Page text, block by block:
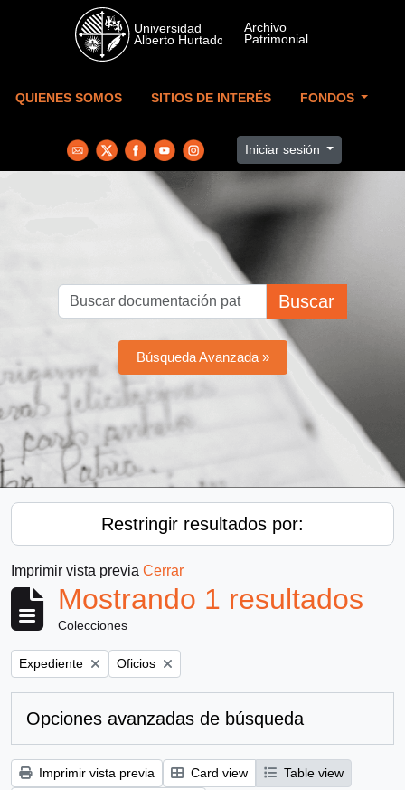
Skip to main content
QUIENES SOMOS SITIOS DE INTERÉS FONDOS
Iniciar sesión
Buscar
Búsqueda Avanzada »
Restringir resultados por:
Imprimir vista previa Cerrar
Mostrando 1 resultados
Colecciones
Remove filter:
Expediente Remove filter:
Oficios
Opciones avanzadas de búsqueda
Imprimir vista previa Card view
Table view